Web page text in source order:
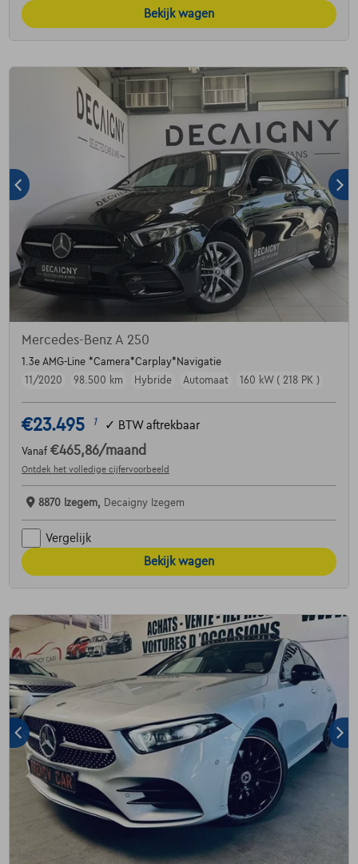
Bekijk wagen
Mercedes-Benz A 250
1.3e AMG-Line *Camera*Carplay*Navigatie
11/2020
98.500 km Hybride Automaat 160 kW ( 218 PK )
€23.495 1 ✓ BTW aftrekbaar
Vanaf €465,86/maand
Ontdek het volledige cijfervoorbeeld
8870 Izegem, Decaigny Izegem
Vergelijk
Bekijk wagen